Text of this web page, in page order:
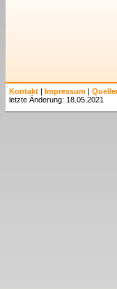
Kontakt | Impressum |
letzte Änderung: 18.05.2021